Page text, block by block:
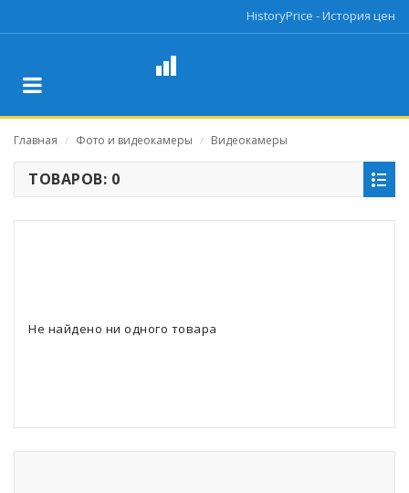
HistoryPrice - История цен
Главная / Фото и видеокамеры / Видеокамеры
ТОВАРОВ: 0
Не найдено ни одного товара